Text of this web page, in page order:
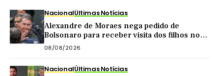
NacionalÚltimas Notícias
Alexandre de Moraes nega pedido de
Bolsonaro para receber visita dos filhos no
dia dos pais
08/08/2026
NacionalÚltimas Notícias